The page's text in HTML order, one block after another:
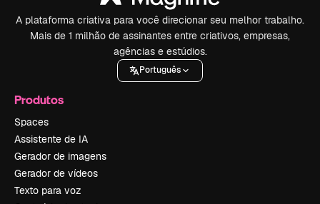
A plataforma criativa para você direcionar seu melhor trabalho.
Mais de 1 milhão de assinantes entre criativos, empresas,
agências e estúdios.
Português
Produtos
Spaces
Assistente de IA
Gerador de imagens
Gerador de vídeos
Texto para voz